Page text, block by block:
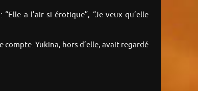
a l’air si érotique”, “Je veux qu’elle
compte. Yukina, hors d’elle, avait regardé